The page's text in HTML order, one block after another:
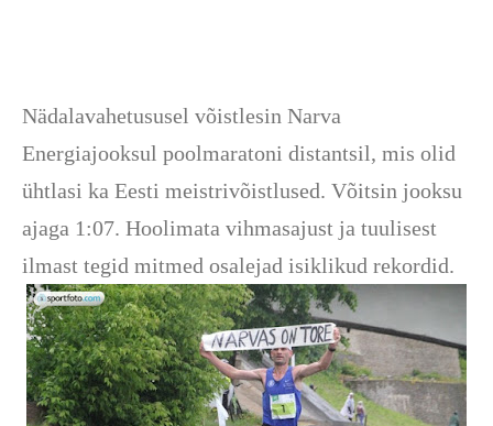
Nädalavahetususel võistlesin Narva
Energiajooksul poolmaratoni distantsil, mis olid
ühtlasi ka Eesti meistrivõistlused. Võitsin jooksu
ajaga 1:07. Hoolimata vihmasajust ja tuulisest
ilmast tegid mitmed osalejad isiklikud rekordid.